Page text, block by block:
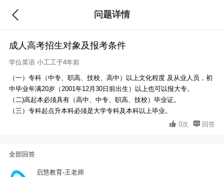
问题详情
成人高考招生对象及报考条件
学位英语 小工工于4年前
（一）专科（中专、职高、技校、高中）以上文化程度 及从业人员，初
中毕业年满20岁（2001年12月30日前出生）以上也可以报大专。
（二)高起本必须具有（高中、中专、职高、技校）毕业证。
（三）专科起点升本科必须是大学专科及本科以上毕业。
0次
回答
全部回答
启慧教育-王老师